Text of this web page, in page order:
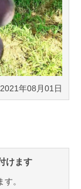
2021年08月01日
けます
。